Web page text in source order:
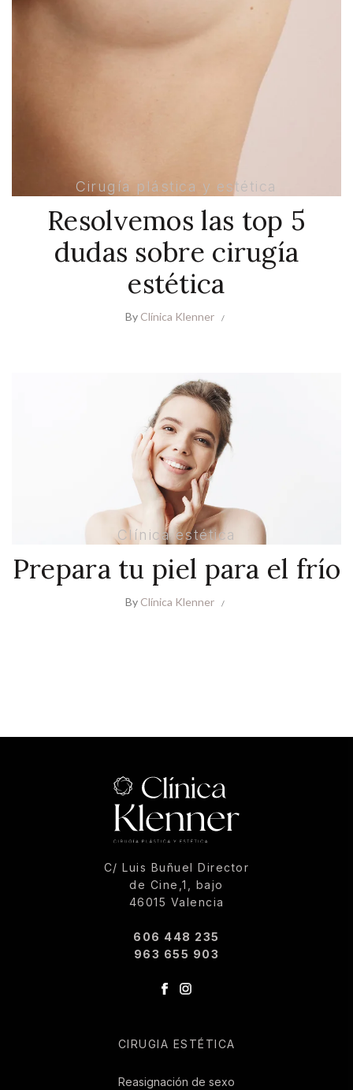
Cirugía plástica y estética
Resolvemos las top 5
dudas sobre cirugía
estética
By Clínica Klenner
Clínica estética
Prepara tu piel para el frío
By Clínica Klenner
C/ Luis Buñuel Director
de Cine,1, bajo
46015 Valencia
606 448 235
963 655 903
CIRUGIA ESTÉTICA
Reasignación de sexo